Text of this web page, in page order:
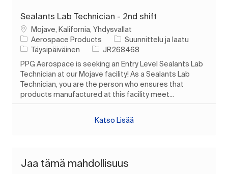
Sealants Lab Technician - 2nd shift
PaikkaMojave, Kalifornia, Yhdysvallat
Aerospace Products
Luokka
Suunnittelu ja laatu
Työn tyyppi
Täysipäiväinen Työn tunnus
JR268468
PPG Aerospace is seeking an Entry Level Sealants Lab
Technician at our Mojave facility! As a Sealants Lab
Technician, you are the person who ensures that
products manufactured at this facility meet...
Katso Lisää
Jaa tämä mahdollisuus